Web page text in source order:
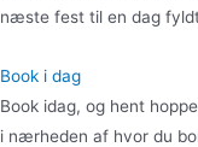
næste fest til en dag
Book i dag
Book idag, og hent
i nærheden af hvor du